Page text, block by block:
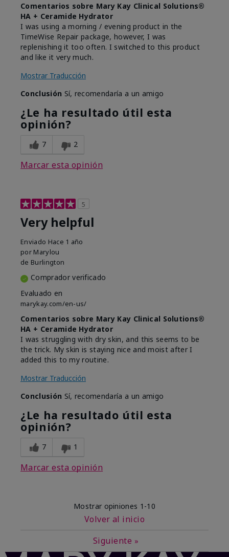
Comentarios sobre Mary Kay Clinical Solutions®
HA + Ceramide Hydrator
I was using a morning / evening product in the
TimeWise Repair package, however, I was
replenishing it too often. I switched to this product
and like it very much.
Mostrar Traducción
Conclusión Sí, recomendaría a un amigo
¿Le ha resultado útil esta
opinión?
7 2
Marcar esta opinión
5
Very helpful
Enviado Hace 1 año
por Marylou
de Burlington
Comprador verificado
Evaluado en
marykay.com/en-us/
Comentarios sobre Mary Kay Clinical Solutions®
HA + Ceramide Hydrator
I was struggling with dry skin, and this seems to be
the trick. My skin is staying nice and moist after I
added this to my routine.
Mostrar Traducción
Conclusión Sí, recomendaría a un amigo
¿Le ha resultado útil esta
opinión?
7 1
Marcar esta opinión
Mostrar opiniones 1-10
Volver al inicio
Siguiente »